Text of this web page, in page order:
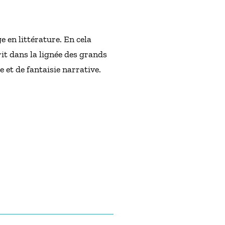
en littérature. En cela
dans la lignée des grands
et de fantaisie narrative.